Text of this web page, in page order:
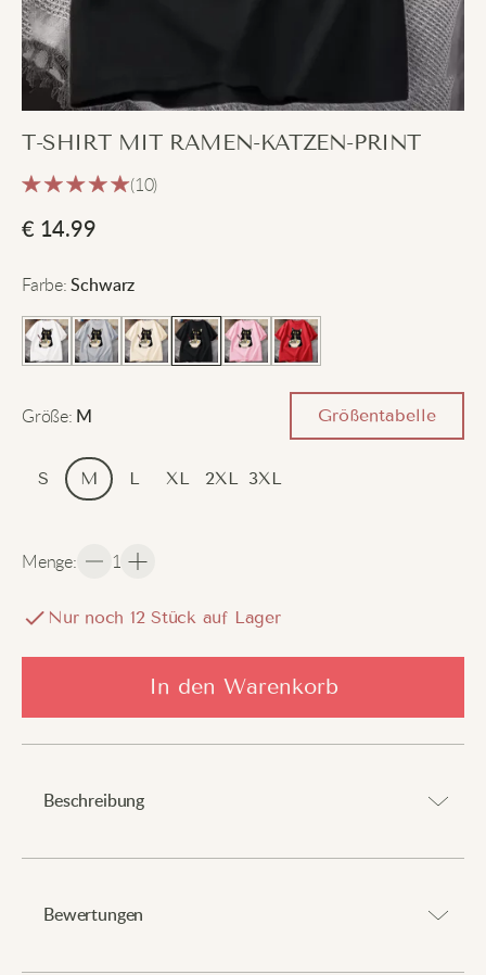
T-SHIRT MIT RAMEN-KATZEN-PRINT
(10)
€ 14.99
Farbe: Schwarz
Größe: M Größentabelle
S M L XL 2XL 3XL
Menge: 1
Nur noch 12 Stück auf Lager
In den Warenkorb
Beschreibung
Dieses T-Shirt mit Ramen-Katzen-Aufdruck verleiht
Bewertungen